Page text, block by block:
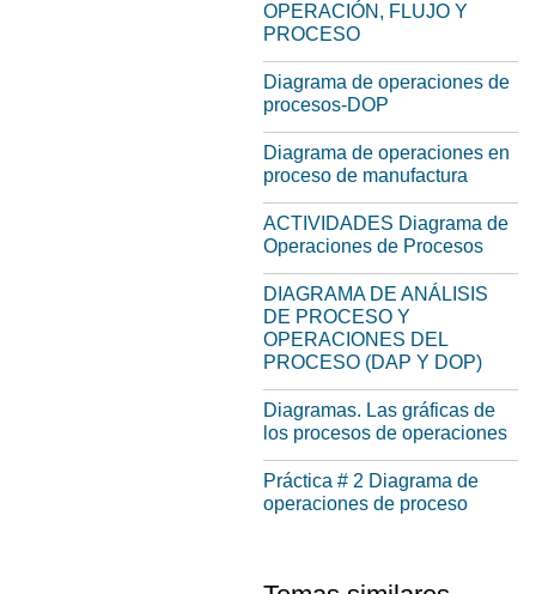
OPERACIÓN, FLUJO Y
PROCESO
Diagrama de operaciones de
procesos-DOP
Diagrama de operaciones en
proceso de manufactura
ACTIVIDADES Diagrama de
Operaciones de Procesos
DIAGRAMA DE ANÁLISIS
DE PROCESO Y
OPERACIONES DEL
PROCESO (DAP Y DOP)
Diagramas. Las gráficas de
los procesos de operaciones
Práctica # 2 Diagrama de
operaciones de proceso